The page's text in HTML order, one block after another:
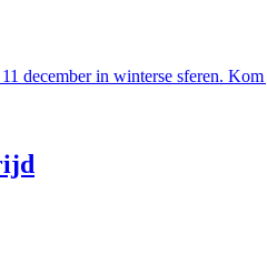
december in winterse sferen.